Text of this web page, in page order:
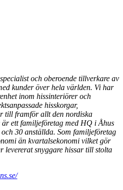
och oberoende tillverkare av
kunder över hela världen. Vi har
inom hissinteriörer och
hisskorgar,
till framför allt den nordiska
ett familjeföretag med HQ i Åhus
30 anställda. Som familjeföretag
än kvartalsekonomi vilket gör
levererat snyggare hissar till stolta